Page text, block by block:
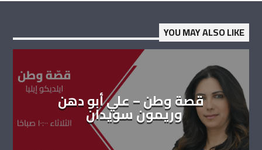
YOU MAY ALSO LIKE
قصة وطن – علي أبو دهن
وريمون سويدان